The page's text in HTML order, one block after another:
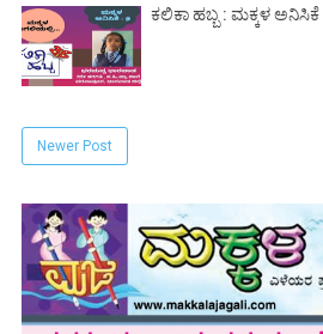
ಕಲಿಕಾ ಹಬ್ಬ : ಮಕ್ಕಳ ಅನಿಸಿಕೆ
Newer Post